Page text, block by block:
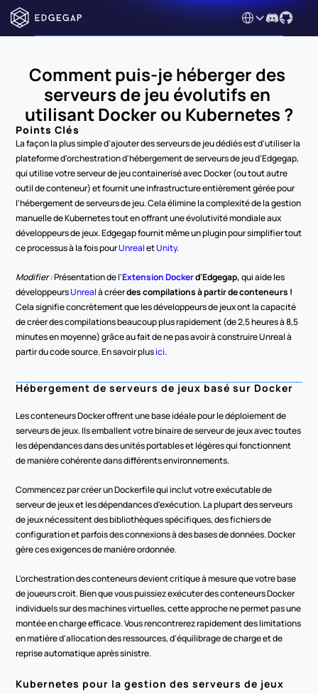
Select Language
Comment puis-je héberger des
serveurs de jeu évolutifs en
utilisant Docker ou Kubernetes ?
Points Clés
La façon la plus simple d'ajouter des serveurs de jeu dédiés est d'utiliser la
plateforme d'orchestration d'hébergement de serveurs de jeu d'Edgegap,
qui utilise votre serveur de jeu containerisé avec Docker (ou tout autre
outil de conteneur) et fournit une infrastructure entièrement gérée pour
l'hébergement de serveurs de jeu. Cela élimine la complexité de la gestion
manuelle de Kubernetes tout en offrant une évolutivité mondiale aux
développeurs de jeux. Edgegap fournit même un plugin pour simplifier tout
ce processus à la fois pour Unreal et Unity.
Modifier : Présentation de l'Extension Docker d'Edgegap, qui aide les
développeurs Unreal à créer des compilations à partir de conteneurs !
Cela signifie concrètement que les développeurs de jeux ont la capacité
de créer des compilations beaucoup plus rapidement (de 2,5 heures à 8,5
minutes en moyenne) grâce au fait de ne pas avoir à construire Unreal à
partir du code source. En savoir plus ici.
Hébergement de serveurs de jeux basé sur Docker
Les conteneurs Docker offrent une base idéale pour le déploiement de
serveurs de jeux. Ils emballent votre binaire de serveur de jeux avec toutes
les dépendances dans des unités portables et légères qui fonctionnent
de manière cohérente dans différents environnements.
Commencez par créer un Dockerfile qui inclut votre exécutable de
serveur de jeux et les dépendances d'exécution. La plupart des serveurs
de jeux nécessitent des bibliothèques spécifiques, des fichiers de
configuration et parfois des connexions à des bases de données. Docker
gère ces exigences de manière ordonnée.
L'orchestration des conteneurs devient critique à mesure que votre base
de joueurs croit. Bien que vous puissiez exécuter des conteneurs Docker
individuels sur des machines virtuelles, cette approche ne permet pas une
montée en charge efficace. Vous rencontrerez rapidement des limitations
en matière d'allocation des ressources, d'équilibrage de charge et de
reprise automatique après sinistre.
Kubernetes pour la gestion des serveurs de jeux